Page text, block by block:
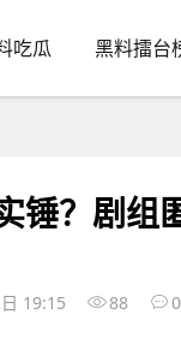
吃瓜 黑料擂台
锤？剧组
19:15 88 0